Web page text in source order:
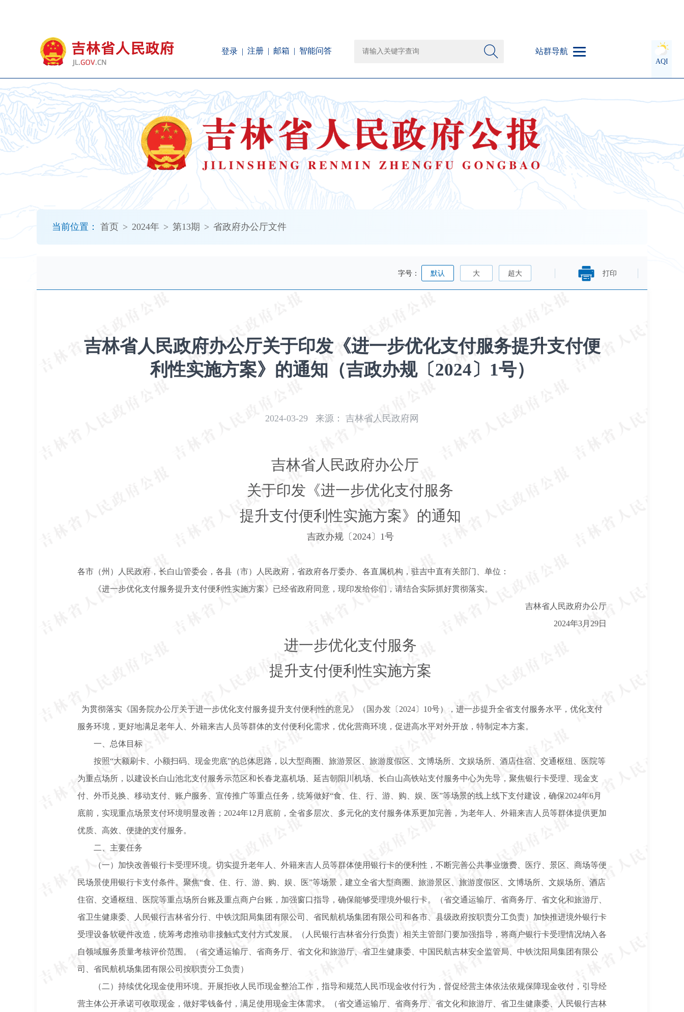
登录 注册 邮箱 智能问答 站群导航
AQI
当前位置： 首页 > 2024年 > 第13期 > 省政府办公厅文件
打印
字号： 默认 大 超大
吉林省人民政府办公厅关于印发《进一步优化支付服务提升支付便
利性实施方案》的通知（吉政办规〔2024〕1号）
2024-03-29 来源： 吉林省人民政府网
吉林省人民政府办公厅
关于印发《进一步优化支付服务
提升支付便利性实施方案》的通知
吉政办规〔2024〕1号
各市（州）人民政府，长白山管委会，各县（市）人民政府，省政府各厅委办、各直属机构，驻吉中直有关部门、单位：
《进一步优化支付服务提升支付便利性实施方案》已经省政府同意，现印发给你们，请结合实际抓好贯彻落实。
吉林省人民政府办公厅
2024年3月29日
进一步优化支付服务
提升支付便利性实施方案
为贯彻落实《国务院办公厅关于进一步优化支付服务提升支付便利性的意见》（国办发〔2024〕10号），进一步提升全省支付服务水平，优化支付
服务环境，更好地满足老年人、外籍来吉人员等群体的支付便利化需求，优化营商环境，促进高水平对外开放，特制定本方案。
一、总体目标
按照“大额刷卡、小额扫码、现金兜底”的总体思路，以大型商圈、旅游景区、旅游度假区、文博场所、文娱场所、酒店住宿、交通枢纽、医院等
为重点场所，以建设长白山池北支付服务示范区和长春龙嘉机场、延吉朝阳川机场、长白山高铁站支付服务中心为先导，聚焦银行卡受理、现金支
付、外币兑换、移动支付、账户服务、宣传推广等重点任务，统筹做好“食、住、行、游、购、娱、医”等场景的线上线下支付建设，确保2024年6月
底前，实现重点场景支付环境明显改善；2024年12月底前，全省多层次、多元化的支付服务体系更加完善，为老年人、外籍来吉人员等群体提供更加
优质、高效、便捷的支付服务。
二、主要任务
（一）加快改善银行卡受理环境。切实提升老年人、外籍来吉人员等群体使用银行卡的便利性，不断完善公共事业缴费、医疗、景区、商场等便
民场景使用银行卡支付条件。聚焦“食、住、行、游、购、娱、医”等场景，建立全省大型商圈、旅游景区、旅游度假区、文博场所、文娱场所、酒店
住宿、交通枢纽、医院等重点场所台账及重点商户台账，加强窗口指导，确保能够受理境外银行卡。（省交通运输厅、省商务厅、省文化和旅游厅、
省卫生健康委、人民银行吉林省分行、中铁沈阳局集团有限公司、省民航机场集团有限公司和各市、县级政府按职责分工负责）加快推进境外银行卡
受理设备软硬件改造，统筹考虑推动非接触式支付方式发展。（人民银行吉林省分行负责）相关主管部门要加强指导，将商户银行卡受理情况纳入各
自领域服务质量考核评价范围。（省交通运输厅、省商务厅、省文化和旅游厅、省卫生健康委、中国民航吉林安全监管局、中铁沈阳局集团有限公
司、省民航机场集团有限公司按职责分工负责）
（二）持续优化现金使用环境。开展拒收人民币现金整治工作，指导和规范人民币现金收付行为，督促经营主体依法依规保障现金收付，引导经
营主体公开承诺可收取现金，做好零钱备付，满足使用现金主体需求。（省交通运输厅、省商务厅、省文化和旅游厅、省卫生健康委、人民银行吉林
障
碍
说
明
页
面,
按
加